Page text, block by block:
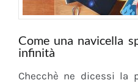
Come una navicella
infinità
Checchè ne dicessi la